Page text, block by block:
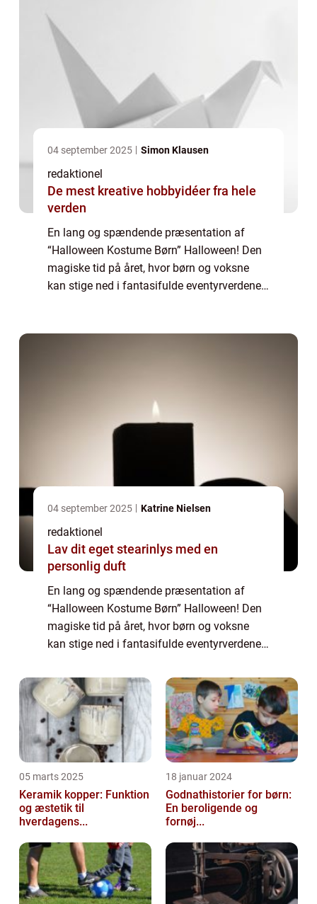
04 september 2025 Simon Klausen
redaktionel
De mest kreative hobbyidéer fra hele
verden
En lang og spændende præsentation af
“Halloween Kostume Børn” Halloween! Den
magiske tid på året, hvor børn og voksne
kan stige ned i fantasifulde eventyrverdener,
04 september 2025 Katrine Nielsen
redaktionel
Lav dit eget stearinlys med en
personlig duft
En lang og spændende præsentation af
“Halloween Kostume Børn” Halloween! Den
magiske tid på året, hvor børn og voksne
kan stige ned i fantasifulde eventyrverdener,
deres mest skræmmende drømme....
05 marts 2025
Keramik kopper: Funktion
og æstetik til
hverdagens...
18 januar 2024
Godnathistorier for børn:
En beroligende og
fornøj...